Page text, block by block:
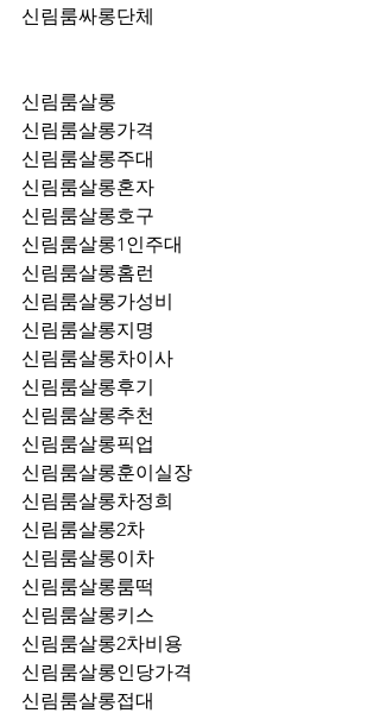
신림룸싸롱단체
신림룸살롱
신림룸살롱가격
신림룸살롱주대
신림룸살롱혼자
신림룸살롱호구
신림룸살롱1인주대
신림룸살롱홈런
신림룸살롱가성비
신림룸살롱지명
신림룸살롱차이사
신림룸살롱후기
신림룸살롱추천
신림룸살롱훈이실장
신림룸살롱차정희
신림룸살롱2차
신림룸살롱이차
신림룸살롱룸떡
신림룸살롱키스
신림룸살롱2차비용
신림룸살롱인당가격
신림룸살롱접대